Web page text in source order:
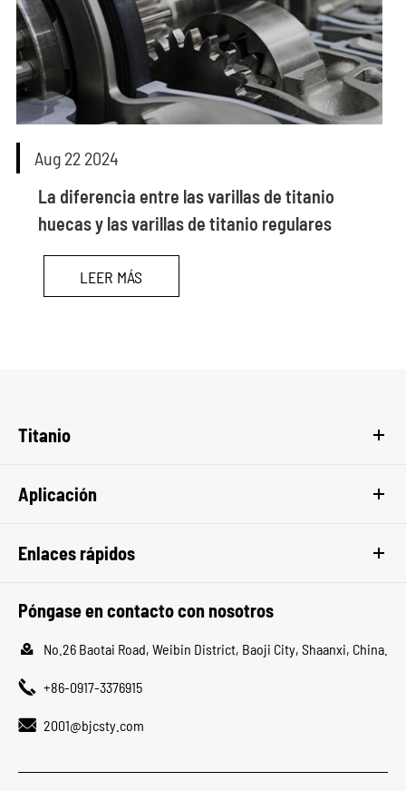
Aug 22 2024
La diferencia entre las varillas de titanio
huecas y las varillas de titanio regulares
LEER MÁS
Titanio
Aplicación
Enlaces rápidos
Póngase en contacto con nosotros
 No.26 Baotai Road, Weibin District, Baoji City, Shaanxi, China.
 +86-0917-3376915
 2001@bjcsty.com